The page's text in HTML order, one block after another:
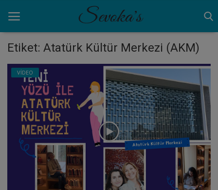
Ana Sayfa
ANNELİK
AYNA
BİRAZ MOLA
NEDEN
Etiket: Atatürk Kültür Merkezi (AKM)
VİDEO